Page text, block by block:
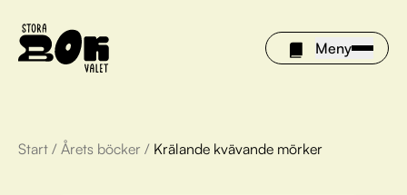
Meny
Årets böcker
Start / Årets böcker / Krälande kvävande mörker